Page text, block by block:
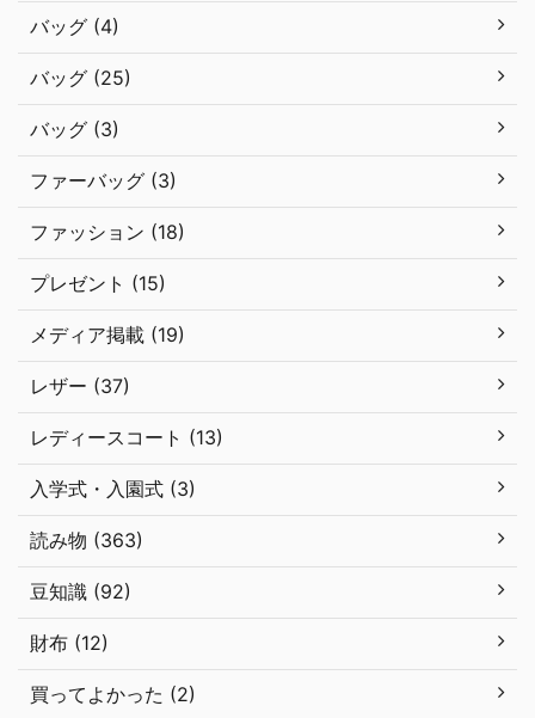
バッグ (4)
バッグ (25)
バッグ (3)
ファーバッグ (3)
ファッション (18)
プレゼント (15)
メディア掲載 (19)
レザー (37)
レディースコート (13)
入学式・入園式 (3)
読み物 (363)
豆知識 (92)
財布 (12)
買ってよかった (2)